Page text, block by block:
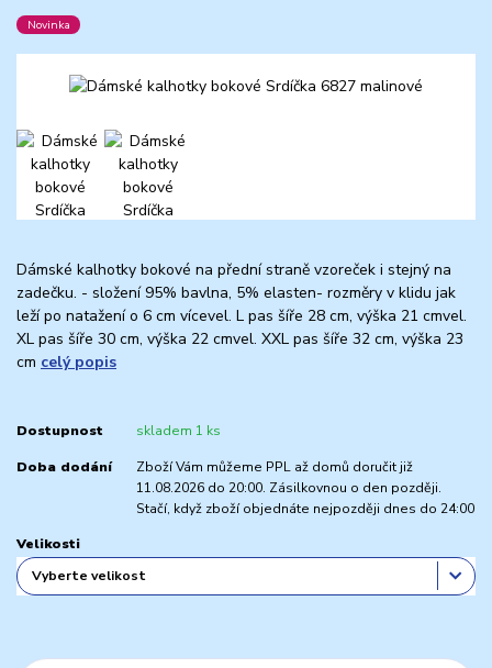
Novinka
Dámské kalhotky bokové na přední straně vzoreček i stejný na
zadečku. - složení 95% bavlna, 5% elasten- rozměry v klidu jak
leží po natažení o 6 cm vícevel. L pas šíře 28 cm, výška 21 cmvel.
XL pas šíře 30 cm, výška 22 cmvel. XXL pas šíře 32 cm, výška 23
cm celý popis
Dostupnost skladem 1 ks
Doba dodání
Zboží Vám můžeme PPL až domů doručit již
11.08.2026 do 20:00. Zásilkovnou o den později.
Stačí, když zboží objednáte nejpozději dnes do 24:00
Velikosti